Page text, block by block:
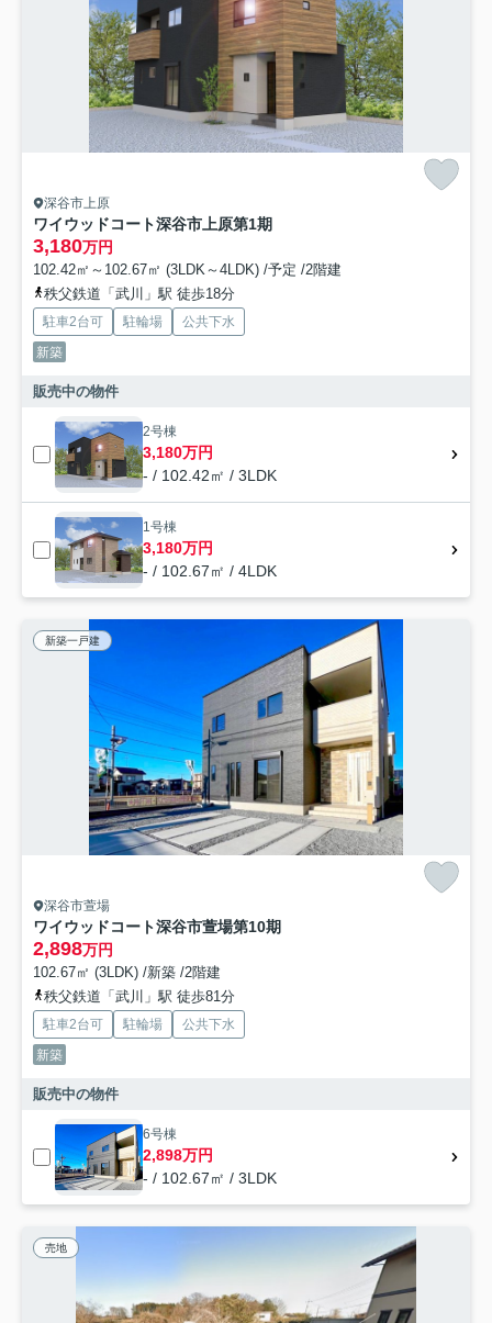
深谷市上原
ワイウッドコート深谷市上原第1期
3,180万円
102.42㎡～102.67㎡ (3LDK～4LDK) /予定 /2階建
秩父鉄道「武川」駅 徒歩18分
駐車2台可 駐輪場
公共下水
新築
販売中の物件
2号棟
3,180万円
- / 102.42㎡ / 3LDK
1号棟
3,180万円
- / 102.67㎡ / 4LDK
新築一戸建
深谷市萱場
ワイウッドコート深谷市萱場第10期
2,898万円
102.67㎡ (3LDK) /新築 /2階建
秩父鉄道「武川」駅 徒歩81分
駐車2台可 駐輪場
公共下水
新築
販売中の物件
6号棟
2,898万円
- / 102.67㎡ / 3LDK
売地